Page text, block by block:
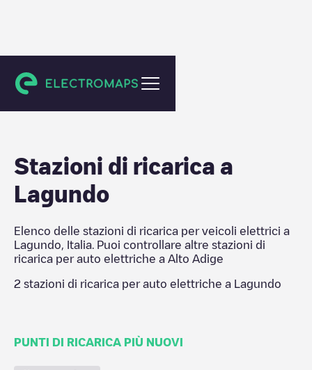
Alto Adige
Stazioni di ricarica a
Lagundo
Elenco delle stazioni di ricarica per veicoli elettrici a
Lagundo
Italia . Puoi controllare altre stazioni di
ricarica per auto elettriche a Alto Adige
2 stazioni di ricarica per auto elettriche a Lagundo
PUNTI DI RICARICA PIÙ NUOVI